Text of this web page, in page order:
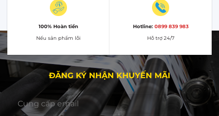
100% Hoàn tiền
Nếu sản phẩm lỗi
Hotline: 0899 839 983
Hỗ trợ 24/7
ĐĂNG KÝ NHẬN KHUYẾN MÃI